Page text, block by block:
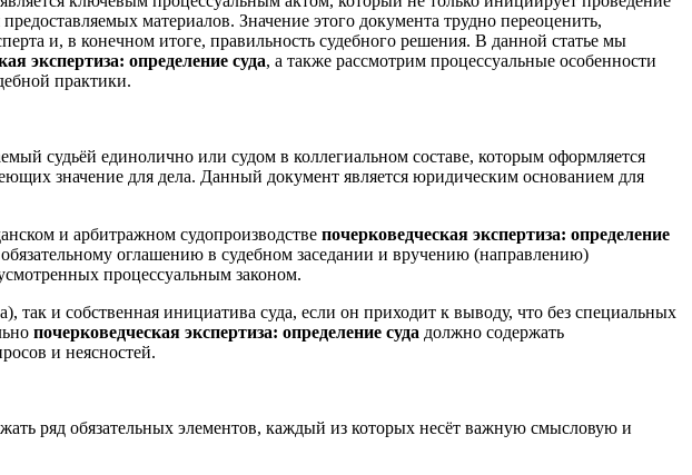
материалов. Значение этого документа трудно переоценить,
и, в конечном итоге, правильность судебного решения. В данной статье мы
экспертиза: определение суда, а также рассмотрим процессуальные особенности
практики.
судьёй единолично или судом в коллегиальном составе, которым оформляется
значение для дела. Данный документ является юридическим основанием для
и арбитражном судопроизводстве почерковедческая экспертиза: определение
оглашению в судебном заседании и вручению (направлению)
процессуальным законом.
так и собственная инициатива суда, если он приходит к выводу, что без специальных
почерковедческая экспертиза: определение суда должно содержать
и неясностей.
ряд обязательных элементов, каждый из которых несёт важную смысловую и